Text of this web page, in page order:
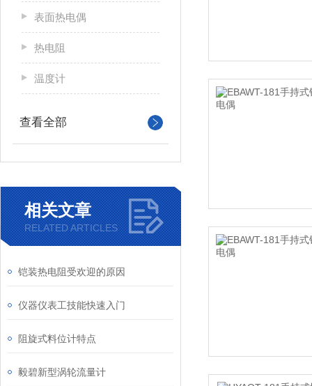
表面热电偶
热电阻
温度计
查看全部
相关文章
RELATED ARTICLES
铠装热电阻受欢迎的原因
仪器仪表工技能快速入门
阻旋式料位计特点
毅碧新型涡轮流量计